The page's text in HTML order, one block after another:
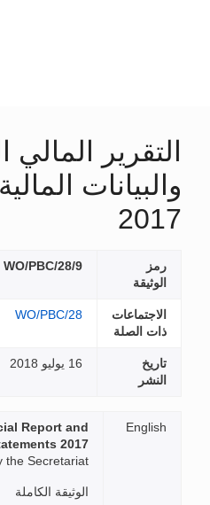
التقرير
والبيانات
2017
رمز
الوثيقة
WO/PBC/28/9
الاجتماعات
ذات الصلة
WO/PBC/28
تاريخ
النشر
16 يوليو 2018
English
Report and
2017
the Secretariat
الوثيقة الكاملة